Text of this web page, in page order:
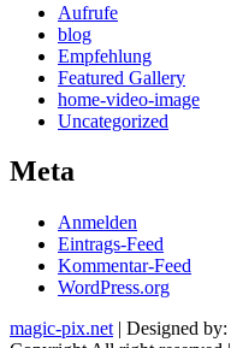
Aufrufe
blog
Empfehlung
Featured Gallery
home-video-image
Uncategorized
Meta
Anmelden
Eintrags-Feed
Kommentar-Feed
WordPress.org
magic-pix.net | Designed by: